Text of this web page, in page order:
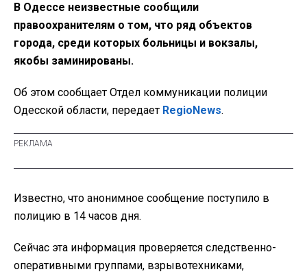
В Одессе неизвестные сообщили
правоохранителям о том, что ряд объектов
города, среди которых больницы и вокзалы,
якобы заминированы.
Об этом сообщает Отдел коммуникации полиции
Одесской области, передает RegioNews.
Известно, что анонимное сообщение поступило в
полицию в 14 часов дня.
Сейчас эта информация проверяется следственно-
оперативными группами, взрывотехниками,